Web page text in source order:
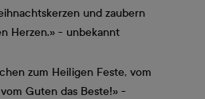
und zaubern
Herzen.» - unbekannt
zum Heiligen Feste, vom
Guten das Beste!» -